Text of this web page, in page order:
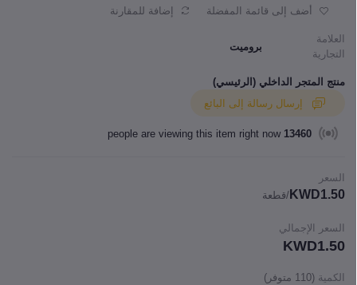
أضف إلى قائمة المفضلة إضافة للمقارنة
العلامة
التجارية
بروميت
منتج المتجر الداخلي (الرئيسي)
13460
السعر
KWD1.50 /قطعة
السعر الإجمالي
KWD1.50
الكمية (
110 متوفر)